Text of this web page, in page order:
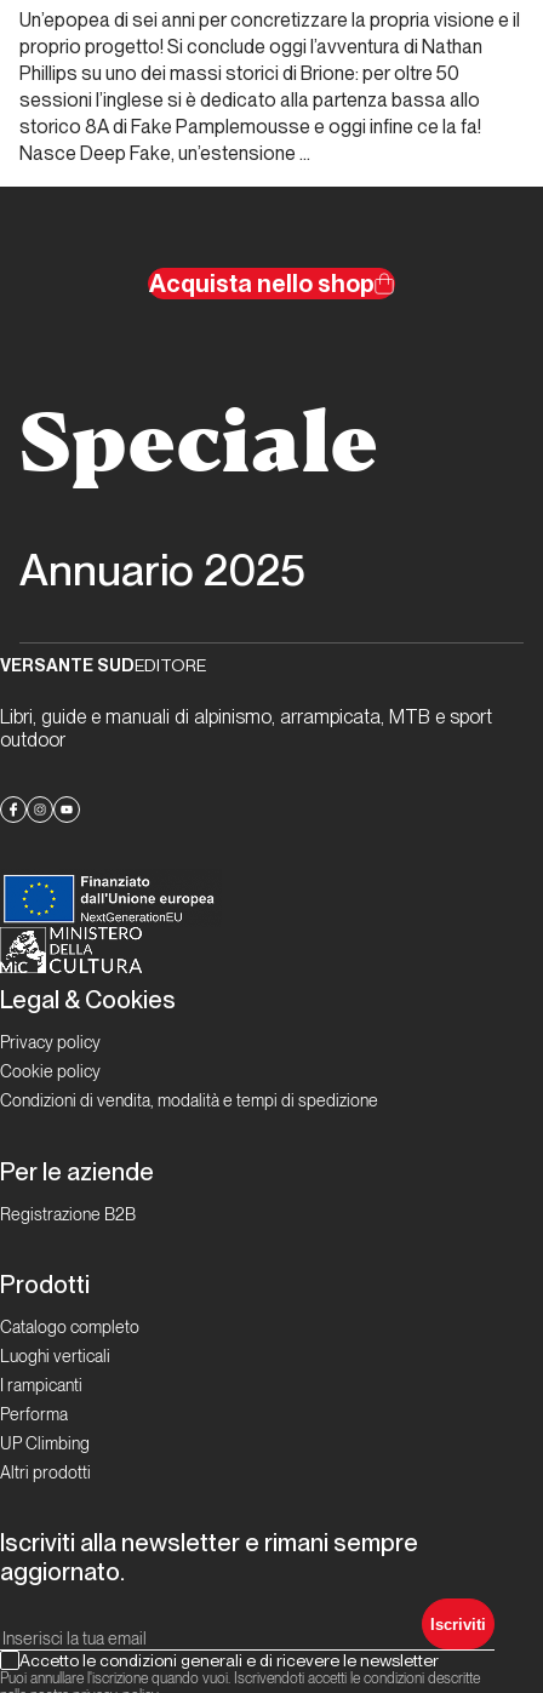
2025.
Alpinismo
e ghiaccio
Report Alpinismo e
ghiaccio
Marzo
e ghiaccio
Aprile
2025.
e ghiaccio
ghiaccio
Maggio
Alpinismo
e ghiaccio
Report Alpinismo e
ghiaccio
2025.
e ghiaccio
Luglio
2025.
Report Alpinismo e
ghiaccio
Agosto
Un’epopea di sei anni per concretizzare la propria visione e il
proprio progetto! Si conclude oggi l’avventura di Nathan
Phillips su uno dei massi storici di Brione: per oltre 50
sessioni l’inglese si è dedicato alla partenza bassa allo
storico 8A di Fake Pamplemousse e oggi infine ce la fa!
Nasce Deep Fake, un’estensione …
Speciale
Annuario 2025
Acquista nello shop
VERSANTE SUDEDITORE
Libri, guide e manuali di alpinismo, arrampicata, MTB e sport
outdoor
Legal & Cookies
Privacy policy
Cookie policy
Condizioni di vendita, modalità e tempi di spedizione
Per le aziende
Registrazione B2B
Prodotti
Catalogo completo
Luoghi verticali
I rampicanti
Performa
UP Climbing
Altri prodotti
Iscriviti alla newsletter e rimani sempre
aggiornato.
Iscriviti
Accetto le condizioni generali e di ricevere le newsletter
Puoi annullare l'iscrizione quando vuoi. Iscrivendoti accetti le condizioni descritte